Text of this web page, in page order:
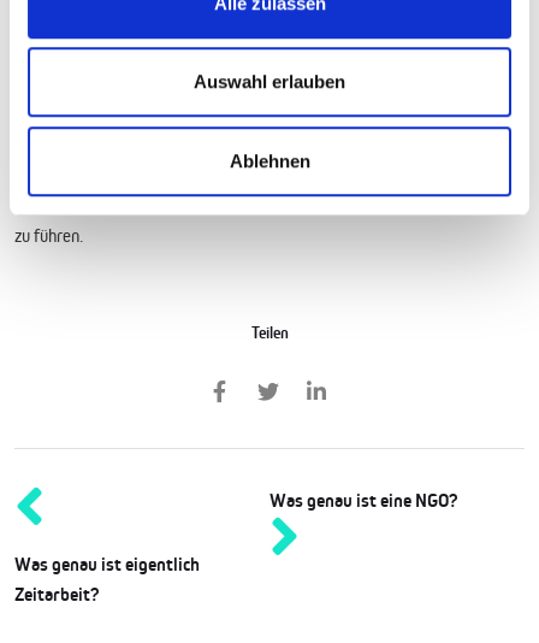
Auswahl erlauben
Ablehnen
Pflegefachkräften, die zur Qualitätssicherung im Gesundheitswesen
beitragen.
Medexcare.de begleitet Dich auf diesem Weg, indem wir Dir aktuelle
Informationen, methodische Anregungen und Orientierungshilfen
Forschung, interaktiven Formaten und einer klaren Struktur wirst Du in
zu führen.
Teilen
Was genau ist eigentlich
Zeitarbeit?
Was genau ist eine NGO?